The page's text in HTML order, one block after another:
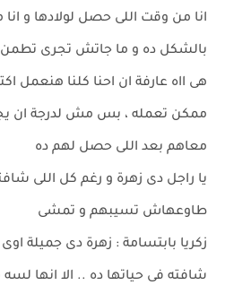
انا من وقت اللى حصل لولادها و
بالشكل ده و ما جاتش تجرى
هى ااه عارفة ان احنا كلنا هنعمل
ممكن تعمله ، بس مش لدرجة ان
معاهم بعد اللى حصل لهم ده
يا راجل دى زهرة و رغم كل اللى
طاوعهاش تسيبهم و تمشى
زكريا بابتسامة : زهرة دى جميلة
شافته فى حياتها ده .. الا انها